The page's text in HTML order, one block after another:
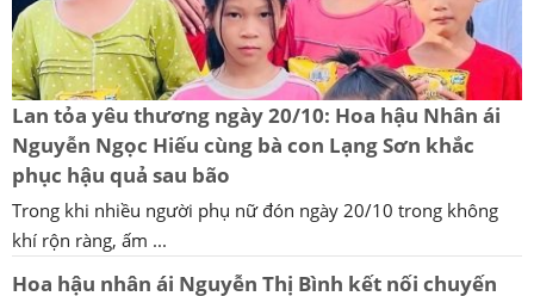
Lan tỏa yêu thương ngày 20/10: Hoa hậu Nhân ái
Nguyễn Ngọc Hiếu cùng bà con Lạng Sơn khắc
phục hậu quả sau bão
Trong khi nhiều người phụ nữ đón ngày 20/10 trong không
khí rộn ràng, ấm ...
Hoa hậu nhân ái Nguyễn Thị Bình kết nối chuyến